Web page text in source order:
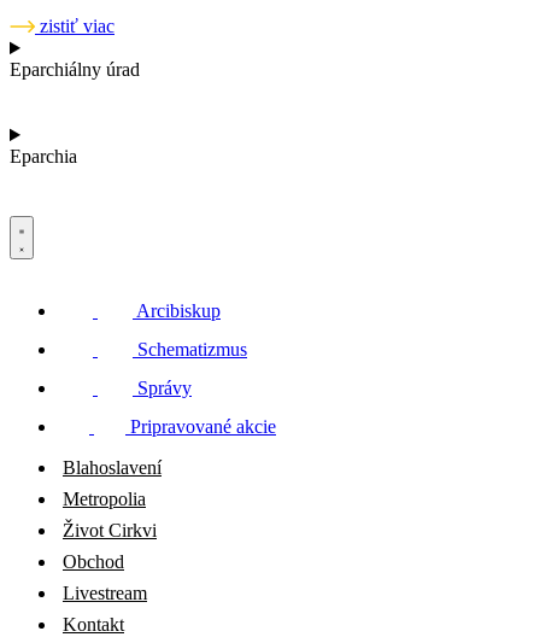
zistiť viac
Eparchiálny úrad
Eparchia
Arcibiskup
Schematizmus
Správy
Pripravované akcie
Blahoslavení
Metropolia
Život Cirkvi
Obchod
Livestream
Kontakt